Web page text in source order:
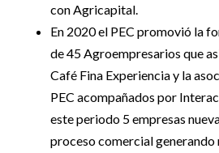
con Agricapital.
En 2020 el PEC promovió la
de 45 Agroempresarios que
Café Fina Experiencia y la
PEC acompañados por
este periodo 5 empresas
proceso comercial